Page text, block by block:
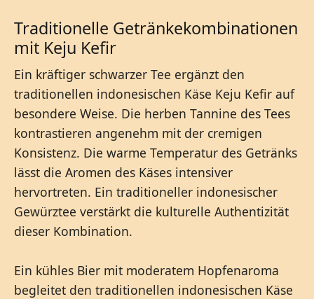
Traditionelle Getränkekombinationen
mit Keju Kefir
Ein kräftiger schwarzer Tee ergänzt den
traditionellen indonesischen Käse Keju Kefir auf
besondere Weise. Die herben Tannine des Tees
kontrastieren angenehm mit der cremigen
Konsistenz. Die warme Temperatur des Getränks
lässt die Aromen des Käses intensiver
hervortreten. Ein traditioneller indonesischer
Gewürztee verstärkt die kulturelle Authentizität
dieser Kombination.
Ein kühles Bier mit moderatem Hopfenaroma
begleitet den traditionellen indonesischen Käse